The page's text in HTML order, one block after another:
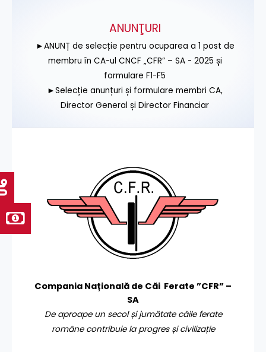
ANUNŢURI
►ANUNȚ de selecție pentru ocuparea a 1 post de
membru în CA-ul CNCF „CFR” – SA - 2025 și
formulare F1-F5
►Selecție anunțuri și formulare membri CA,
Director General și Director Financiar
Compania Națională de Căi Ferate ”CFR” –
SA
De aproape un secol și jumătate căile ferate
române contribuie la progres și civilizație